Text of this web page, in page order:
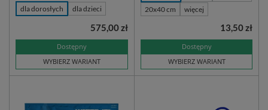
dla dorosłych dla dzieci
Dostępny
WYBIERZ WARIANT
575,00 zł
20x40 cm
więcej
Dostępny
WYBIERZ WARIANT
13,50 zł